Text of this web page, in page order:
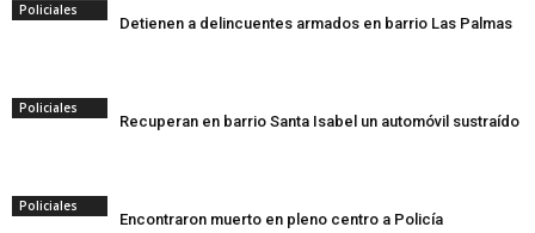
Policiales
Detienen a delincuentes armados en barrio Las Palmas
Policiales
Recuperan en barrio Santa Isabel un automóvil sustraído
Policiales
Encontraron muerto en pleno centro a Policía